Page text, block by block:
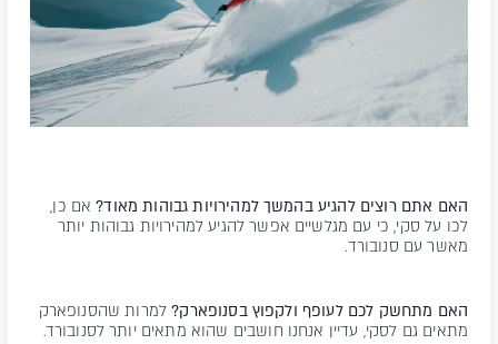
האם אתם רוצים להגיע בהמשך למהירויות גבוהות מאוד?אם כן,
לכו על סקי, כי עם מגלשיים אפשר להגיע למהירויות גבוהות יותר
מאשר עם סנובורד.
האם מתחשק לכם לעופף ולקפוץ בסנופארק?למרות שהסנופארק
מתאים גם לסקי, עדיין אנחנו חושבים שהוא מתאים יותר לסנובורד.